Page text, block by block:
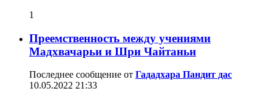
1
Преемственность между учениями
Мадхвачарьи и Шри Чайтаньи
Последнее сообщение от Гададхара Пандит дас
10.05.2022 21:33